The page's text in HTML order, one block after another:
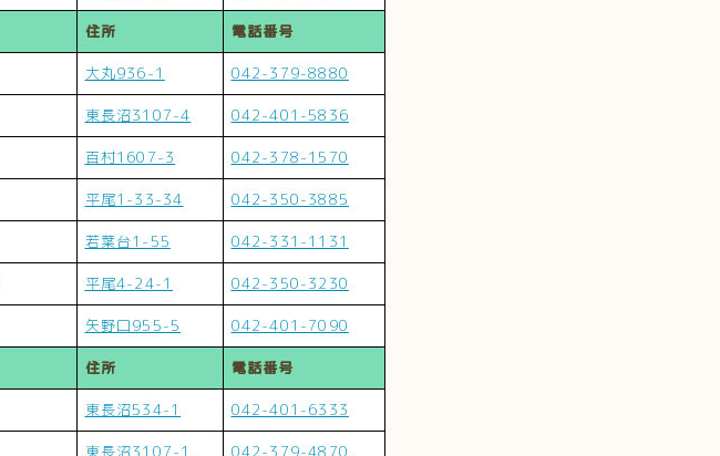
住所 電話番号
大丸936-1 042-379-8880
東長沼3107-4 042-401-5836
百村1607-3 042-378-1570
平尾1-33-34 042-350-3885
若葉台1-55 042-331-1131
平尾4-24-1 042-350-3230
矢野口955-5 042-401-7090
住所 電話番号
東長沼534-1 042-401-6333
東長沼3107-1 042-379-4870